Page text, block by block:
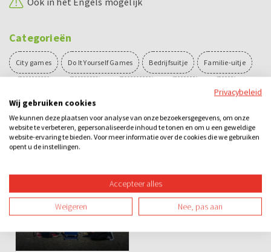
Categorieën
City games Do It Yourself Games Bedrijfsuitje Familie-uitje
Buiten
Spel Sportief
Ook leuk
Privacybeleid
Wij gebruiken cookies
We kunnen deze plaatsen voor analyse van onze bezoekersgegevens, om onze
website te verbeteren, gepersonaliseerde inhoud te tonen en om u een geweldige
website-ervaring te bieden. Voor meer informatie over de cookies die we gebruiken
opent u de instellingen.
Accepteer alles
Weigeren Nee, pas aan